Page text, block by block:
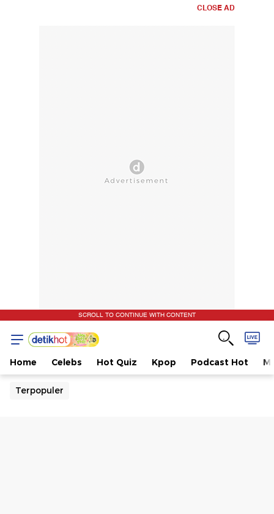
CLOSE AD
SCROLL TO CONTINUE WITH CONTENT
Home Celebs Hot Quiz Kpop Podcast Hot
Terpopuler